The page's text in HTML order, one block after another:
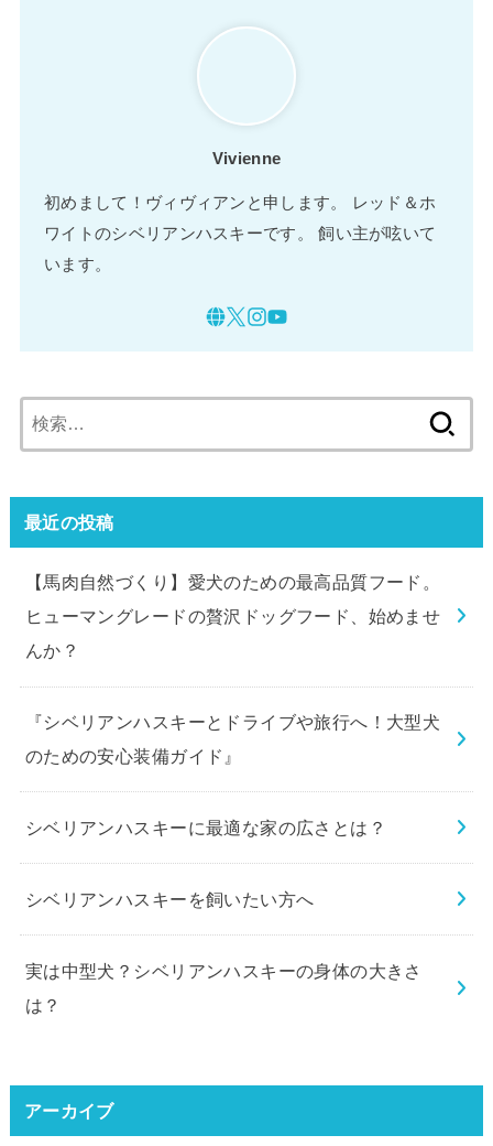
Vivienne
初めまして！ヴィヴィアンと申します。 レッド＆ホ
ワイトのシベリアンハスキーです。 飼い主が呟いて
います。
索:
最近の投稿
【馬肉自然づくり】愛犬のための最高品質フード。
ヒューマングレードの贅沢ドッグフード、始めませ
んか？
『シベリアンハスキーとドライブや旅行へ！大型犬
のための安心装備ガイド』
シベリアンハスキーに最適な家の広さとは？
シベリアンハスキーを飼いたい方へ
実は中型犬？シベリアンハスキーの身体の大きさ
は？
アーカイブ